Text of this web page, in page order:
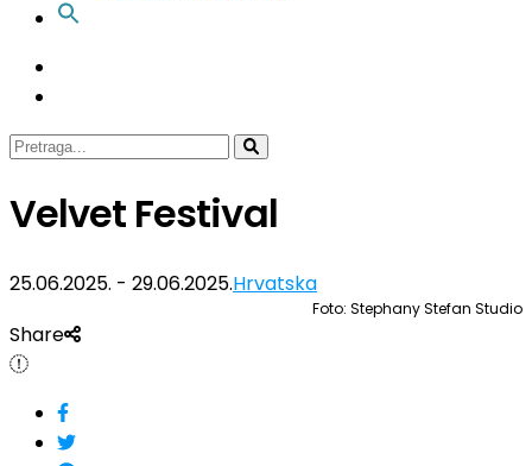
Velvet Festival
25.06.2025. - 29.06.2025.Hrvatska
Foto: Stephany Stefan Studio
Share